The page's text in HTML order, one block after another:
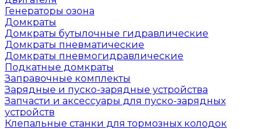
Генераторы озона
Домкраты
Домкраты бутылочные гидравлические
Домкраты пневматические
Домкраты пневмогидравлические
Подкатные домкраты
Заправочные комплекты
Зарядные и пуско-зарядные устройства
Запчасти и аксессуары для пуско-зарядных
устройств
Клепальные станки для тормозных колодок